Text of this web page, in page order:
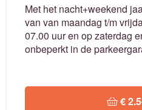
Met het nacht+weekend
van van maandag t/m
07.00 uur en op zaterdag
onbeperkt in de
€